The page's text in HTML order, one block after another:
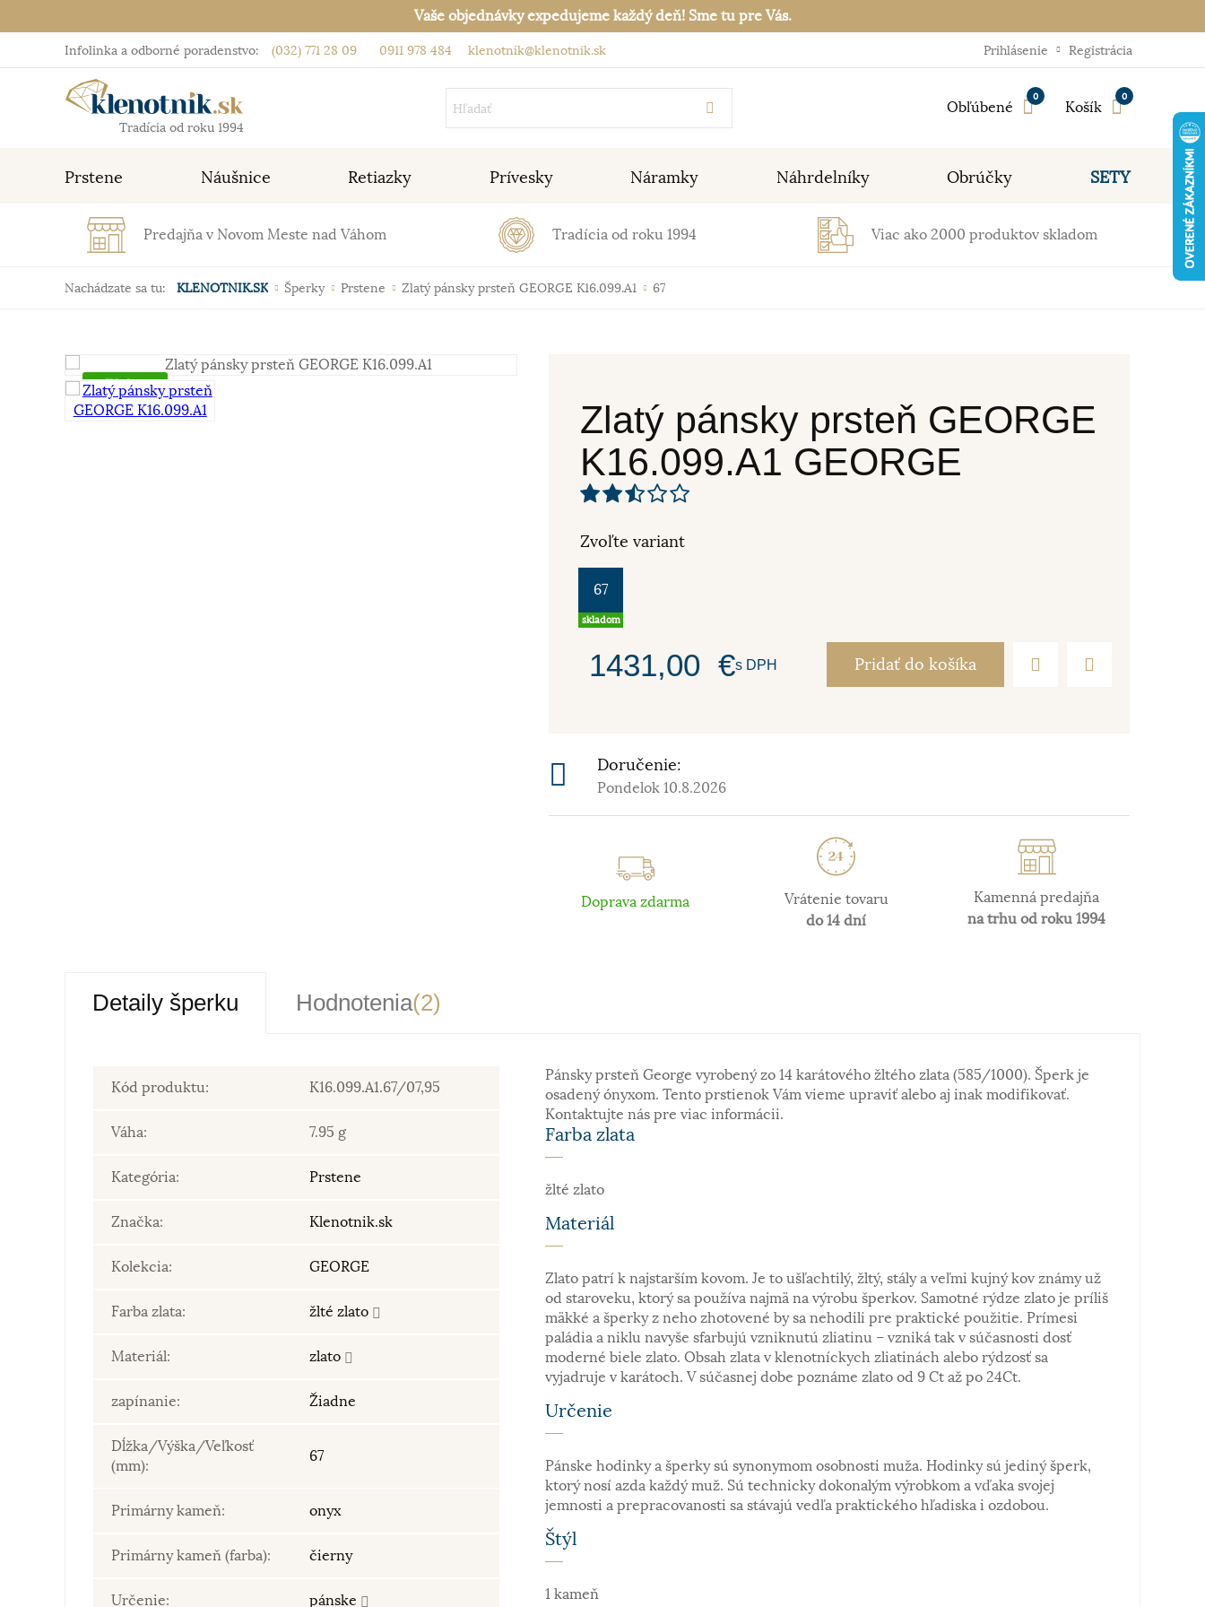
Vaše objednávky expedujeme každý deň! Sme tu pre Vás.
Infolinka a odborné poradenstvo: (032) 771 28 09 0911 978 484 klenotnik@klenotnik.sk Prihlásenie Registrácia
Tradícia od roku 1994
Obľúbené
0
Košík
0
Prstene Náušnice Retiazky Prívesky Náramky Náhrdelníky Obrúčky SETY
Predajňa v Novom Meste nad Váhom Tradícia od roku 1994 Viac ako 2000 produktov skladom
Nachádzate sa tu: KLENOTNIK.SK Šperky Prstene Zlatý pánsky prsteň GEORGE K16.099.A1 67
Skladom
Zlatý pánsky prsteň GEORGE
K16.099.A1 GEORGE
Zvoľte variant
67
skladom
1431,00 €s DPH Pridať do košíka
Doručenie:
Pondelok 10.8.2026
Doprava zdarma
Vrátenie tovaru
do 14 dní
Kamenná predajňa
na trhu od roku 1994
Detaily šperku Hodnotenia(2)
Kód produktu: K16.099.A1.67/07,95
Váha: 7.95 g
Kategória: Prstene
Značka: Klenotnik.sk
Kolekcia: GEORGE
Farba zlata: žlté zlato
Materiál: zlato
zapínanie: Žiadne
Dĺžka/Výška/Veľkosť
(mm):
67
Primárny kameň: onyx
Primárny kameň (farba): čierny
Určenie: pánske
Pánsky prsteň George vyrobený zo 14 karátového žltého zlata (585/1000). Šperk je
osadený ónyxom. Tento prstienok Vám vieme upraviť alebo aj inak modifikovať.
Kontaktujte nás pre viac informácii.
Farba zlata
žlté zlato
Materiál
Zlato patrí k najstarším kovom. Je to ušľachtilý, žltý, stály a veľmi kujný kov známy už
od staroveku, ktorý sa používa najmä na výrobu šperkov. Samotné rýdze zlato je príliš
mäkké a šperky z neho zhotovené by sa nehodili pre praktické použitie. Prímesi
paládia a niklu navyše sfarbujú vzniknutú zliatinu – vzniká tak v súčasnosti dosť
moderné biele zlato. Obsah zlata v klenotníckych zliatinách alebo rýdzosť sa
vyjadruje v karátoch. V súčasnej dobe poznáme zlato od 9 Ct až po 24Ct.
Určenie
Pánske hodinky a šperky sú synonymom osobnosti muža. Hodinky sú jediný šperk,
ktorý nosí azda každý muž. Sú technicky dokonalým výrobkom a vďaka svojej
jemnosti a prepracovanosti sa stávajú vedľa praktického hľadiska i ozdobou.
Štýl
1 kameň